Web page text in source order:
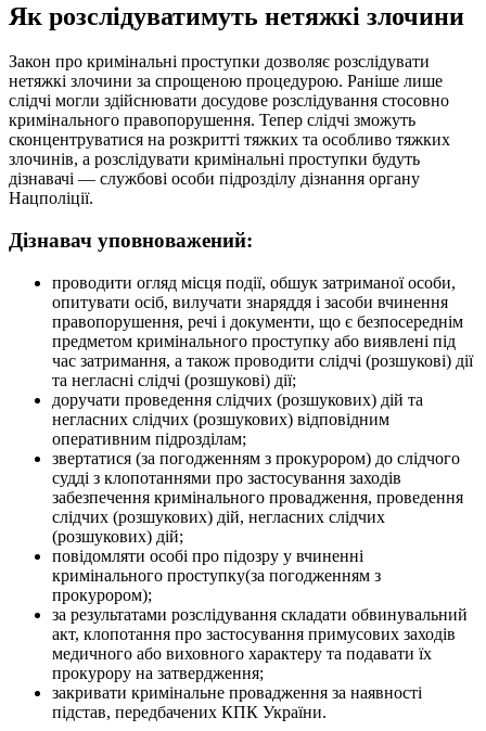
Як розслідуватимуть нетяжкі злочини
Закон про кримінальні проступки дозволяє розслідувати
нетяжкі злочини за спрощеною процедурою. Раніше лише
слідчі могли здійснювати досудове розслідування стосовно
кримінального правопорушення. Тепер слідчі зможуть
сконцентруватися на розкритті тяжких та особливо тяжких
злочинів, а розслідувати кримінальні проступки будуть
дізнавачі — службові особи підрозділу дізнання органу
Нацполіції.
Дізнавач уповноважений:
проводити огляд місця події, обшук затриманої особи,
опитувати осіб, вилучати знаряддя і засоби вчинення
правопорушення, речі і документи, що є безпосереднім
предметом кримінального проступку або виявлені під
час затримання, а також проводити слідчі (розшукові) дії
та негласні слідчі (розшукові) дії;
доручати проведення слідчих (розшукових) дій та
негласних слідчих (розшукових) відповідним
оперативним підрозділам;
звертатися (за погодженням з прокурором) до слідчого
судді з клопотаннями про застосування заходів
забезпечення кримінального провадження, проведення
слідчих (розшукових) дій, негласних слідчих
(розшукових) дій;
повідомляти особі про підозру у вчиненні
кримінального проступку(за погодженням з
прокурором);
за результатами розслідування складати обвинувальний
акт, клопотання про застосування примусових заходів
медичного або виховного характеру та подавати їх
прокурору на затвердження;
закривати кримінальне провадження за наявності
підстав, передбачених КПК України.